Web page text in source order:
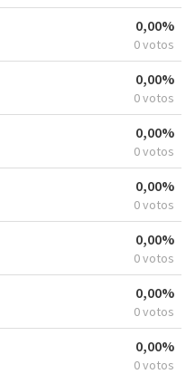
0,00%
0 votos
0,00%
0 votos
0,00%
0 votos
0,00%
0 votos
0,00%
0 votos
0,00%
0 votos
0,00%
0 votos